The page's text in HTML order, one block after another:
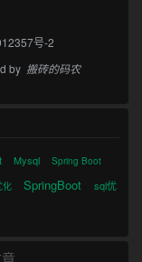
号-2
by 搬砖的码农
Mysql Spring Boot
化 SpringBoot
sql优